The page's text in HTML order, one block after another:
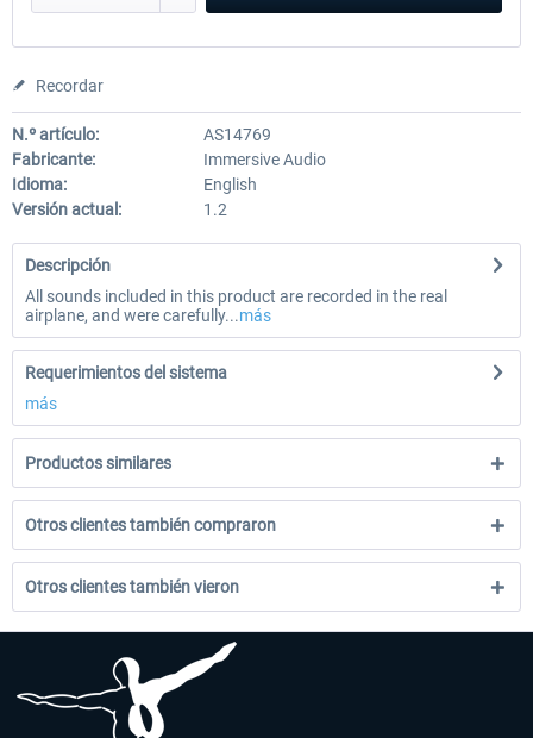
Recordar
N.º artículo:
AS14769
Fabricante:
Immersive Audio
Idioma:
English
Versión actual:
1.2
Descripción
All sounds included in this product are recorded in the real
airplane, and were carefully...más
Requerimientos del sistema
más
Productos similares
Otros clientes también compraron
Otros clientes también vieron